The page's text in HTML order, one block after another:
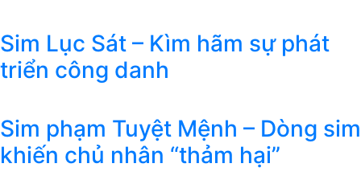
Sim Lục Sát – Kìm hãm sự phát
triển công danh
Sim phạm Tuyệt Mệnh – Dòng sim
khiến chủ nhân “thảm hại”